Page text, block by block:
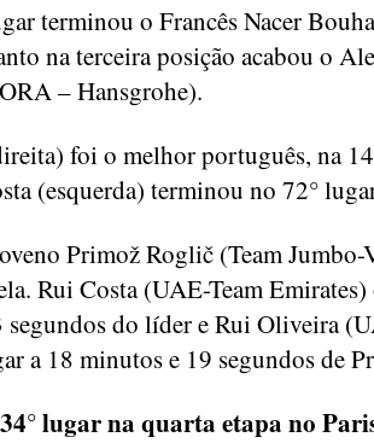
terminou o Francês Nacer
na terceira posição acabou o
– Hansgrohe).
foi o melhor português, na
(esquerda) terminou no 72°
Primož Roglič (Team Jumbo-
Rui Costa (UAE-Team Emirates)
do líder e Rui Oliveira
a 18 minutos e 19 segundos de
lugar na quarta etapa no